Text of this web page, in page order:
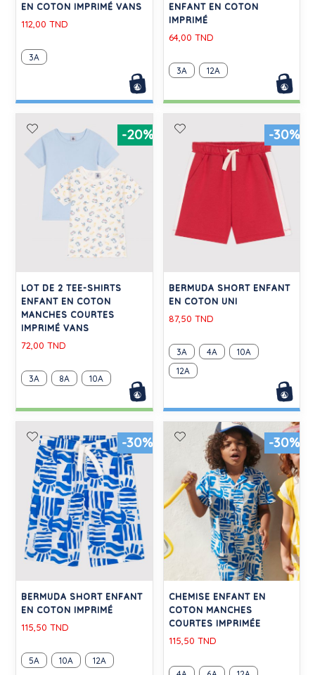
EN COTON IMPRIMÉ VANS
112,00 TND
3A
ENFANT EN COTON
IMPRIMÉ
64,00 TND
3A 12A
-20%
LOT DE 2 TEE-SHIRTS
ENFANT EN COTON
MANCHES COURTES
IMPRIMÉ VANS
72,00 TND
3A 8A 10A
-30%
BERMUDA SHORT ENFANT
EN COTON UNI
87,50 TND
3A 4A
10A
12A
-30%
BERMUDA SHORT ENFANT
EN COTON IMPRIMÉ
115,50 TND
5A 10A 12A
-30%
CHEMISE ENFANT EN
COTON MANCHES
COURTES IMPRIMÉE
115,50 TND